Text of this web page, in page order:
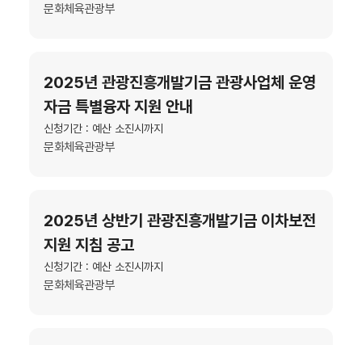
문화체육관광부
2025년 관광진흥개발기금 관광사업체 운영
자금 특별융자 지원 안내
신청기간 : 예산 소진시까지
문화체육관광부
2025년 상반기 관광진흥개발기금 이차보전
지원 지침 공고
신청기간 : 예산 소진시까지
문화체육관광부